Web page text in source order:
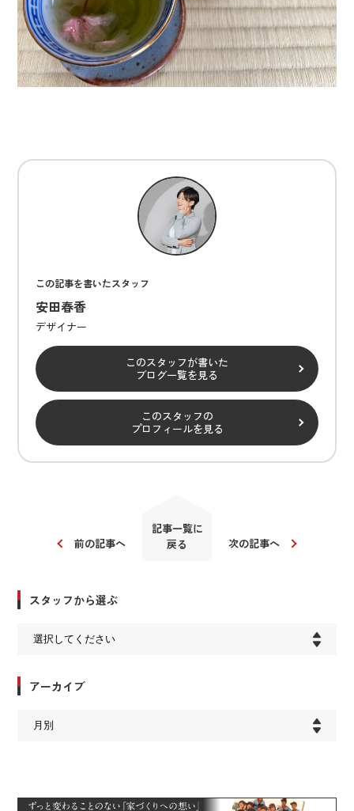
この記事を書いたスタッフ
安田春香
デザイナー
このスタッフが書いた
ブログ一覧を見る
このスタッフの
プロフィールを見る
前の記事へ
記事一覧に
戻る
次の記事へ
スタッフから選ぶ
アーカイブ